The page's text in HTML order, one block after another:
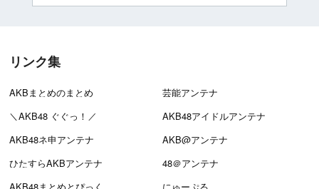
リンク集
AKBまとめのまとめ
芸能アンテナ
＼AKB48 ぐぐっ！／
AKB48アイドルアンテナ
AKB48ネ申アンテナ
AKB@アンテナ
ひたすらAKBアンテナ
48＠アンテナ